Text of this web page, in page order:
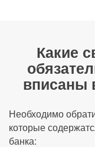
Какие
вписаны
Необходимо
которые
банка: